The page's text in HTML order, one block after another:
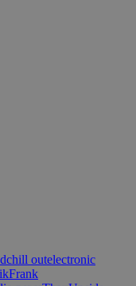
chill outelectronic
Frank